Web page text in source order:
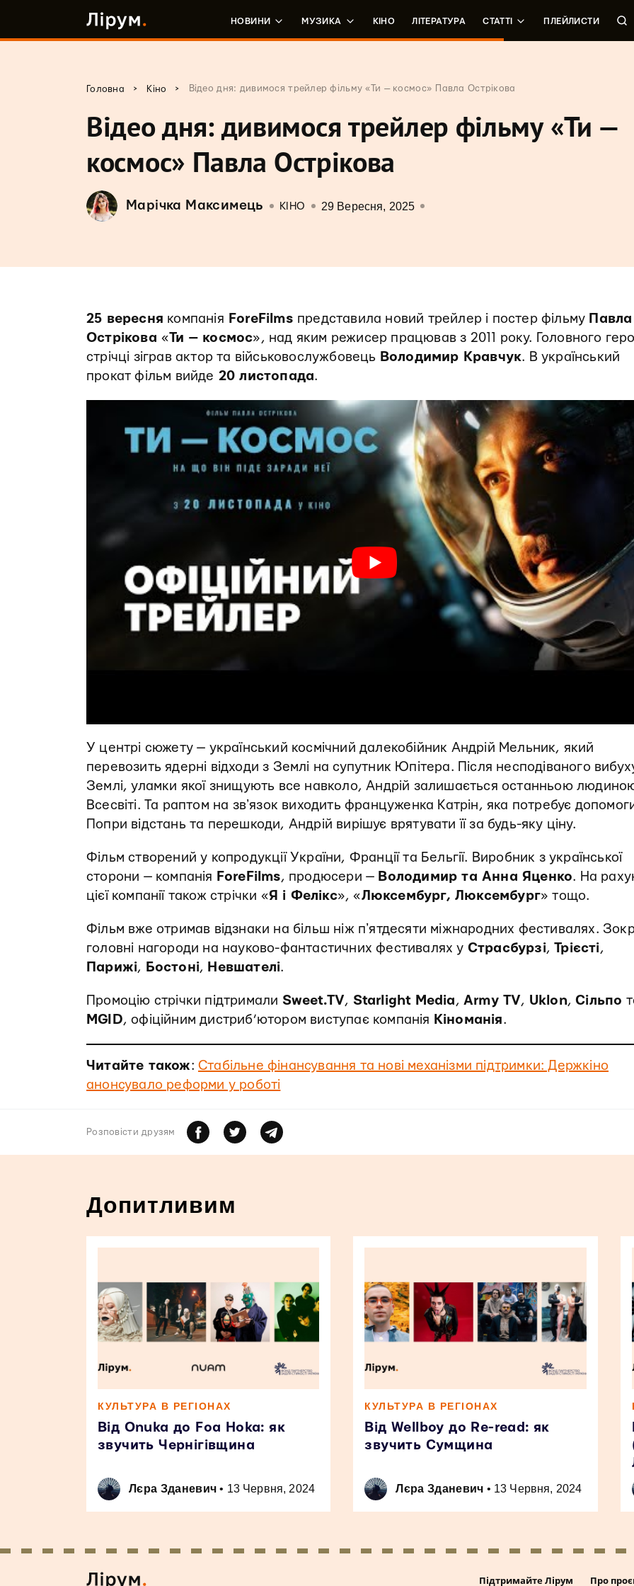
НОВИНИ МУЗИКА КІНО ЛІТЕРАТУРА СТАТТІ ПЛЕЙЛИСТИ
Головна > Кіно > Відео дня: дивимося трейлер фільму «Ти — космос» Павла Острікова
Відео дня: дивимося трейлер фільму «Ти —
космос» Павла Острікова
Марічка Максимець КІНО 29 Вересня, 2025
25 вересня компанія ForeFilms представила новий трейлер і постер фільму Павла
Острікова «Ти — космос», над яким режисер працював з 2011 року. Головного
стрічці зіграв актор та військовослужбовець Володимир Кравчук. В український
прокат фільм вийде 20 листопада.
У центрі сюжету — український космічний далекобійник Андрій Мельник, який
перевозить ядерні відходи з Землі на супутник Юпітера. Після несподіваного
Землі, уламки якої знищують все навколо, Андрій залишається останньою
Всесвіті. Та раптом на звʼязок виходить француженка Катрін, яка потребує
Попри відстань та перешкоди, Андрій вирішує врятувати її за будь-яку ціну.
Фільм створений у копродукції України, Франції та Бельгії. Виробник з української
сторони — компанія ForeFilms, продюсери — Володимир та Анна Яценко. На
цієї компанії також стрічки «Я і Фелікс», «Люксембург, Люксембург» тощо.
Фільм вже отримав відзнаки на більш ніж пʼятдесяти міжнародних фестивалях.
головні нагороди на науково-фантастичних фестивалях у Страсбурзі,Трієсті,
Парижі, Бостоні, Невшателі.
Промоцію стрічки підтримали Sweet.TV, Starlight Media ,Army TV, Uklon,Сільпо
MGID, офіційним дистриб’ютором виступає компанія Кіноманія.
Читайте також:Стабільне фінансування та нові механізми підтримки: Держкіно
анонсувало реформи у роботі
Розповiсти друзям
Допитливим
КУЛЬТУРА В РЕГІОНАХ
Від Onuka до Foa Hoka: як
звучить Чернігівщина
Лєра Зданевич • 13 Червня, 2024
КУЛЬТУРА В РЕГІОНАХ
Від Wellboy до Re-read: як
звучить Сумщина
Лєра Зданевич • 13 Червня, 2024
Підтримайте Лірум Про